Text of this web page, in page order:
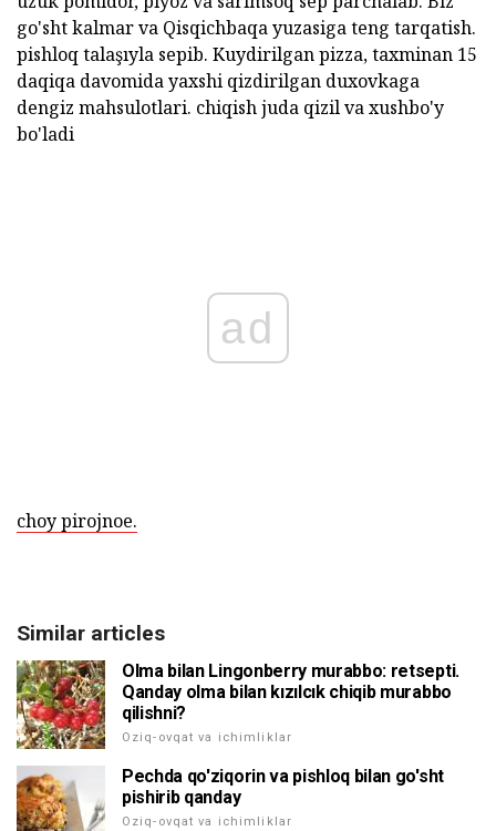
go'sht kalmar va Qisqichbaqa yuzasiga teng tarqatish.
pishloq talaşıyla sepib. Kuydirilgan pizza, taxminan 15
daqiqa davomida yaxshi qizdirilgan duxovkaga
dengiz mahsulotlari. chiqish juda qizil va xushbo'y
bo'ladi
ad
choy pirojnoe.
Similar articles
Olma bilan Lingonberry murabbo: retsepti.
Qanday olma bilan kızılcık chiqib murabbo
qilishni?
Oziq-ovqat va ichimliklar
Pechda qo'ziqorin va pishloq bilan go'sht
pishirib qanday
Oziq-ovqat va ichimliklar